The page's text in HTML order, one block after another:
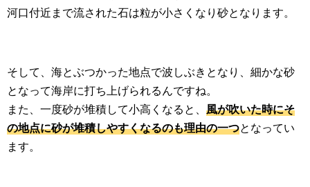
河口付近まで流された石は粒が小さくなり砂となります。
そして、海とぶつかった地点で波しぶきとなり、細かな砂
となって海岸に打ち上げられるんですね。
また、一度砂が堆積して小高くなると、 風が吹いた時にそ
の地点に砂が堆積しやすくなるのも理由の一つとなってい
ます。